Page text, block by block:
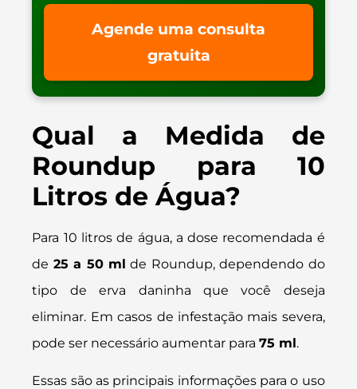
Agende uma consulta
gratuita
Qual a Medida de
Roundup para 10
Litros de Água?
Para 10 litros de água, a dose recomendada é
de 25 a 50 ml de Roundup, dependendo do
tipo de erva daninha que você deseja
eliminar. Em casos de infestação mais severa,
pode ser necessário aumentar para75 ml.
Essas são as principais informações para o uso